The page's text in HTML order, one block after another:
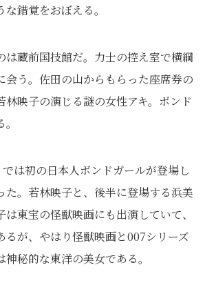
錯覚をおぼえる。
は蔵前国技館だ。力士の控え室で横綱
会う。佐田の山からもらった座席券の
林映子の演じる謎の女性アキ。ボンド
では初の日本人ボンドガールが登場し
た。若林映子と、後半に登場する浜美
東宝の怪獣映画にも出演していて、
るが、やはり怪獣映画と007シリーズ
秘的な東洋の美女である。